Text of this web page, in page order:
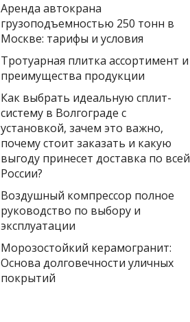
Аренда автокрана
грузоподъемностью 250 тонн в
Москве: тарифы и условия
Тротуарная плитка ассортимент и
преимущества продукции
Как выбрать идеальную сплит-
систему в Волгограде с
установкой, зачем это важно,
почему стоит заказать и какую
выгоду принесет доставка по всей
России?
Воздушный компрессор полное
руководство по выбору и
эксплуатации
Морозостойкий керамогранит:
Основа долговечности уличных
покрытий